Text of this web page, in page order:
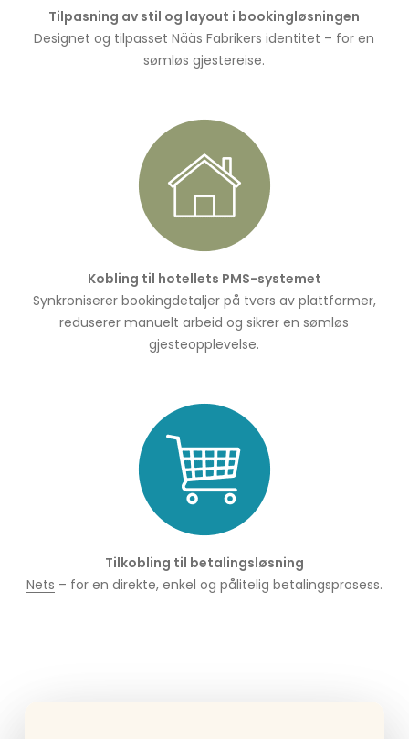
Tilpasning av stil og layout i bookingløsningen
Designet og tilpasset Nääs Fabrikers identitet – for en
sømløs gjestereise.
Kobling til hotellets PMS-systemet
Synkroniserer bookingdetaljer på tvers av plattformer,
reduserer manuelt arbeid og sikrer en sømløs
gjesteopplevelse.
Tilkobling til betalingsløsning
Nets – for en direkte, enkel og pålitelig betalingsprosess.